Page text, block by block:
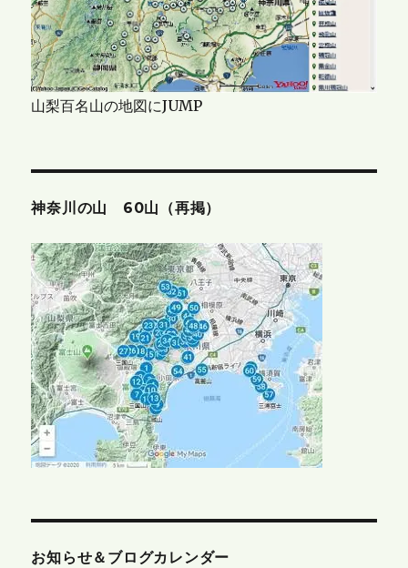
山梨百名山の地図にJUMP
神奈川の山 60山（再掲）
お知らせ＆ブログカレンダー